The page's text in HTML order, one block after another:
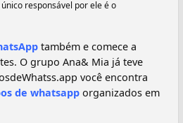
responsável por ele é o
também e comece a
O grupo Ana& Mia já teve
você encontra
de whatsapp organizados em